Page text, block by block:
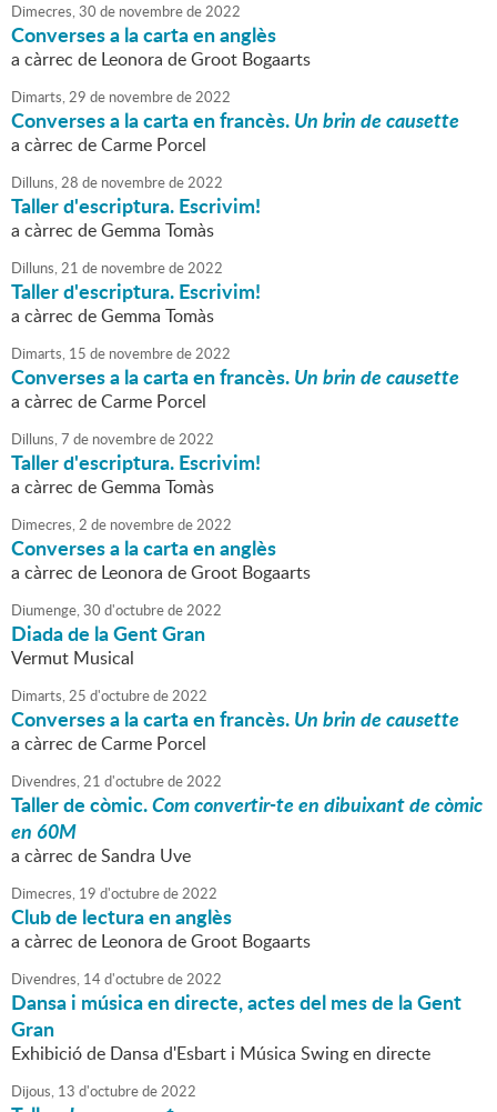
Dimecres,30 de novembrede2022
Converses a la carta en anglès
a càrrec de Leonora de Groot Bogaarts
Dimarts,29 de novembrede2022
Converses a la carta en francès.Un brin de causette
a càrrec de Carme Porcel
Dilluns,28 de novembrede2022
Taller d'escriptura. Escrivim!
a càrrec de Gemma Tomàs
Dilluns,21 de novembrede2022
Taller d'escriptura. Escrivim!
a càrrec de Gemma Tomàs
Dimarts, 15 de novembrede2022
Converses a la carta en francès.Un brin de causette
a càrrec de Carme Porcel
Dilluns,7 de novembrede2022
Taller d'escriptura. Escrivim!
a càrrec de Gemma Tomàs
Dimecres,2 de novembrede2022
Converses a la carta en anglès
a càrrec de Leonora de Groot Bogaarts
Diumenge,30 d'octubrede2022
Diada de la Gent Gran
Vermut Musical
Dimarts,25 d'octubrede2022
Converses a la carta en francès.Un brin de causette
a càrrec de Carme Porcel
Divendres,21 d'octubrede2022
Taller de còmic.Com convertir-te en dibuixant de còmic
en 60M
a càrrec de Sandra Uve
Dimecres, 19 d'octubrede2022
Club de lectura en anglès
a càrrec de Leonora de Groot Bogaarts
Divendres, 14d'octubrede2022
Dansa i música en directe, actes del mes de la Gent
Gran
Exhibició de Dansa d'Esbart i Música Swing en directe
Dijous, 13 d'octubrede2022